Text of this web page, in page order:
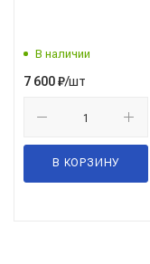
В наличии
7 600₽/шт
В КОРЗИНУ